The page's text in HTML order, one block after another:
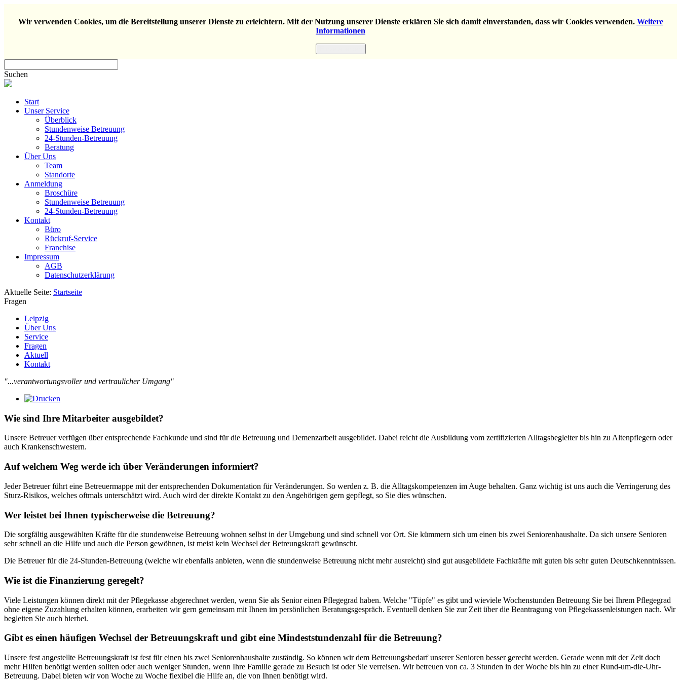
Wir verwenden Cookies, um die Bereitstellung unserer Dienste zu erleichtern. Mit der Nutzung unserer Dienste erklären Sie sich damit einverstanden, dass wir Cookies verwenden. Weitere
Informationen
Suchen
Start
Unser Service
Überblick
Stundenweise Betreuung
24-Stunden-Betreuung
Beratung
Über Uns
Team
Standorte
Anmeldung
Broschüre
Stundenweise Betreuung
24-Stunden-Betreuung
Kontakt
Büro
Rückruf-Service
Franchise
Impressum
AGB
Datenschutzerklärung
Aktuelle Seite: Startseite
Fragen
Leipzig
Über Uns
Service
Fragen
Aktuell
Kontakt
"...verantwortungsvoller und vertraulicher Umgang"
Wie sind Ihre Mitarbeiter ausgebildet?
Unsere Betreuer verfügen über entsprechende Fachkunde und sind für die Betreuung und Demenzarbeit ausgebildet. Dabei reicht die Ausbildung vom zertifizierten Alltagsbegleiter bis hin zu Altenpflegern oder
auch Krankenschwestern.
Auf welchem Weg werde ich über Veränderungen informiert?
Jeder Betreuer führt eine Betreuermappe mit der entsprechenden Dokumentation für Veränderungen. So werden z. B. die Alltagskompetenzen im Auge behalten. Ganz wichtig ist uns auch die Verringerung des
Sturz-Risikos, welches oftmals unterschätzt wird. Auch wird der direkte Kontakt zu den Angehörigen gern gepflegt, so Sie dies wünschen.
Wer leistet bei Ihnen typischerweise die Betreuung?
Die sorgfältig ausgewählten Kräfte für die stundenweise Betreuung wohnen selbst in der Umgebung und sind schnell vor Ort. Sie kümmern sich um einen bis zwei Seniorenhaushalte. Da sich unsere Senioren
sehr schnell an die Hilfe und auch die Person gewöhnen, ist meist kein Wechsel der Betreungskraft gewünscht.
Die Betreuer für die 24-Stunden-Betreuung (welche wir ebenfalls anbieten, wenn die stundenweise Betreuung nicht mehr ausreicht) sind gut ausgebildete Fachkräfte mit guten bis sehr guten Deutschkenntnissen.
Wie ist die Finanzierung geregelt?
Viele Leistungen können direkt mit der Pflegekasse abgerechnet werden, wenn Sie als Senior einen Pflegegrad haben. Welche "Töpfe" es gibt und wieviele Wochenstunden Betreuung Sie bei Ihrem Pflegegrad
ohne eigene Zuzahlung erhalten können, erarbeiten wir gern gemeinsam mit Ihnen im persönlichen Beratungsgespräch. Eventuell denken Sie zur Zeit über die Beantragung von Pflegekassenleistungen nach. Wir
begleiten Sie auch hierbei.
Gibt es einen häufigen Wechsel der Betreuungskraft und gibt eine Mindeststundenzahl für die Betreuung?
Unsere fest angestellte Betreuungskraft ist fest für einen bis zwei Seniorenhaushalte zuständig. So können wir dem Betreuungsbedarf unserer Senioren besser gerecht werden. Gerade wenn mit der Zeit doch
mehr Hilfen benötigt werden sollten oder auch weniger Stunden, wenn Ihre Familie gerade zu Besuch ist oder Sie verreisen. Wir betreuen von ca. 3 Stunden in der Woche bis hin zu einer Rund-um-die-Uhr-
Betreuung. Dabei bieten wir von Woche zu Woche flexibel die Hilfe an, die von Ihnen benötigt wird.